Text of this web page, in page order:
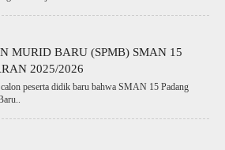
MURID BARU (SPMB) SMAN 15
2025/2026
peserta didik baru bahwa SMAN 15 Padang